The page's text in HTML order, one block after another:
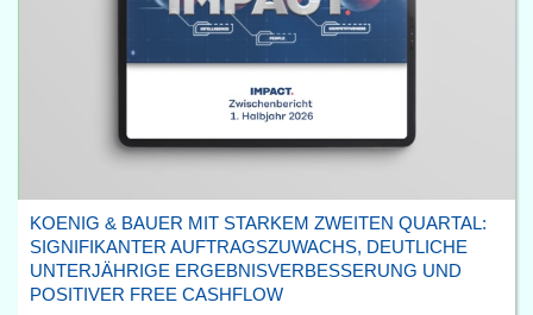
KOENIG & BAUER MIT STARKEM ZWEITEN QUARTAL:
SIGNIFIKANTER AUFTRAGSZUWACHS, DEUTLICHE
UNTERJÄHRIGE ERGEBNISVERBESSERUNG UND
POSITIVER FREE CASHFLOW